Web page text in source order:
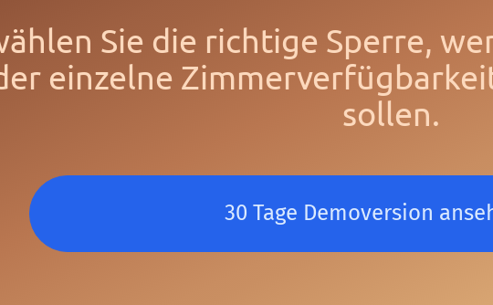
Sie die richtige Sperre,
einzelne
sollen.
30 Tage Demoversion